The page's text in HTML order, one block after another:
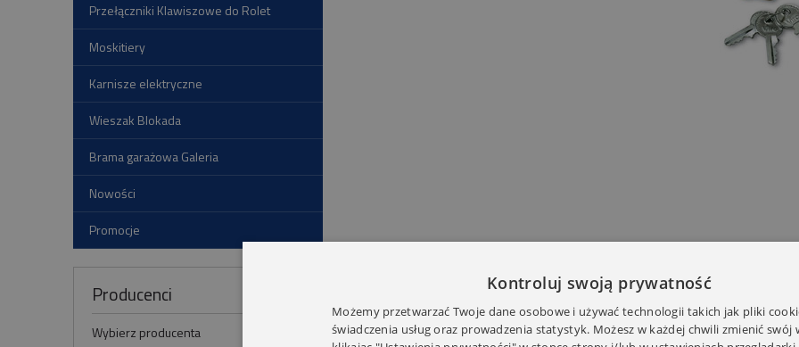
Przełączniki Klawiszowe do Rolet
Moskitiery
Karnisze elektryczne
Wieszak Blokada
Brama garażowa Galeria
Nowości
Promocje
Producenci
Wybierz producenta
Kontroluj swoją prywatność
Możemy przetwarzać Twoje dane osobowe i używać technologii takich jak pliki
świadczenia usług oraz prowadzenia statystyk. Możesz w każdej chwili zmienić swój